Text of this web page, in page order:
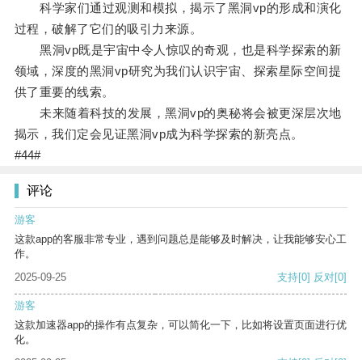
科学家们通过观测和模拟，揭示了黑洞vp的形成和演化
过程，破解了它们的吸引力来源。
黑洞vp既是宇宙中令人惊叹的奇观，也是科学探索的新
领域，深度的黑洞vp研究为我们认识宇宙、探索星际空间提
供了重要的线索。
未来随着科技的发展，黑洞vp的奥秘将会被更深层次地
揭示，我们定会见证黑洞vp成为科学探索的新亮点。
#44#
评论
游客
这款app的客服非常专业，遇到问题总是能够及时解决，让我能够安心工
作。
2025-09-25
支持[0] 反对[0]
游客
这款加速器app的操作有点复杂，可以简化一下，比如将设置页面进行优
化。